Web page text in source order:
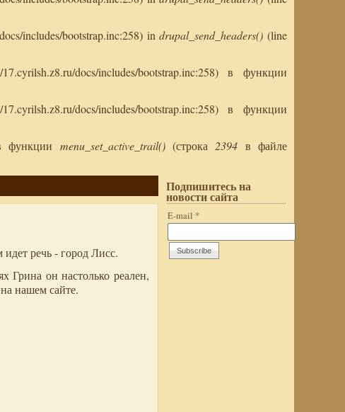
includes/bootstrap.inc:258) indrupal_send_headers() (line
docs/includes/bootstrap.inc:258) в функции
docs/includes/bootstrap.inc:258) в функции
функции menu_set_active_trail()(строка 2394 в файле
речь - город Лисс.
Грина он настолько реален,
нашем сайте.
Подпишитесь на
новости сайта
E-mail *